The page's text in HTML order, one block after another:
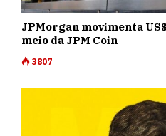
JPMorgan movimenta
meio da JPM Coin
3807